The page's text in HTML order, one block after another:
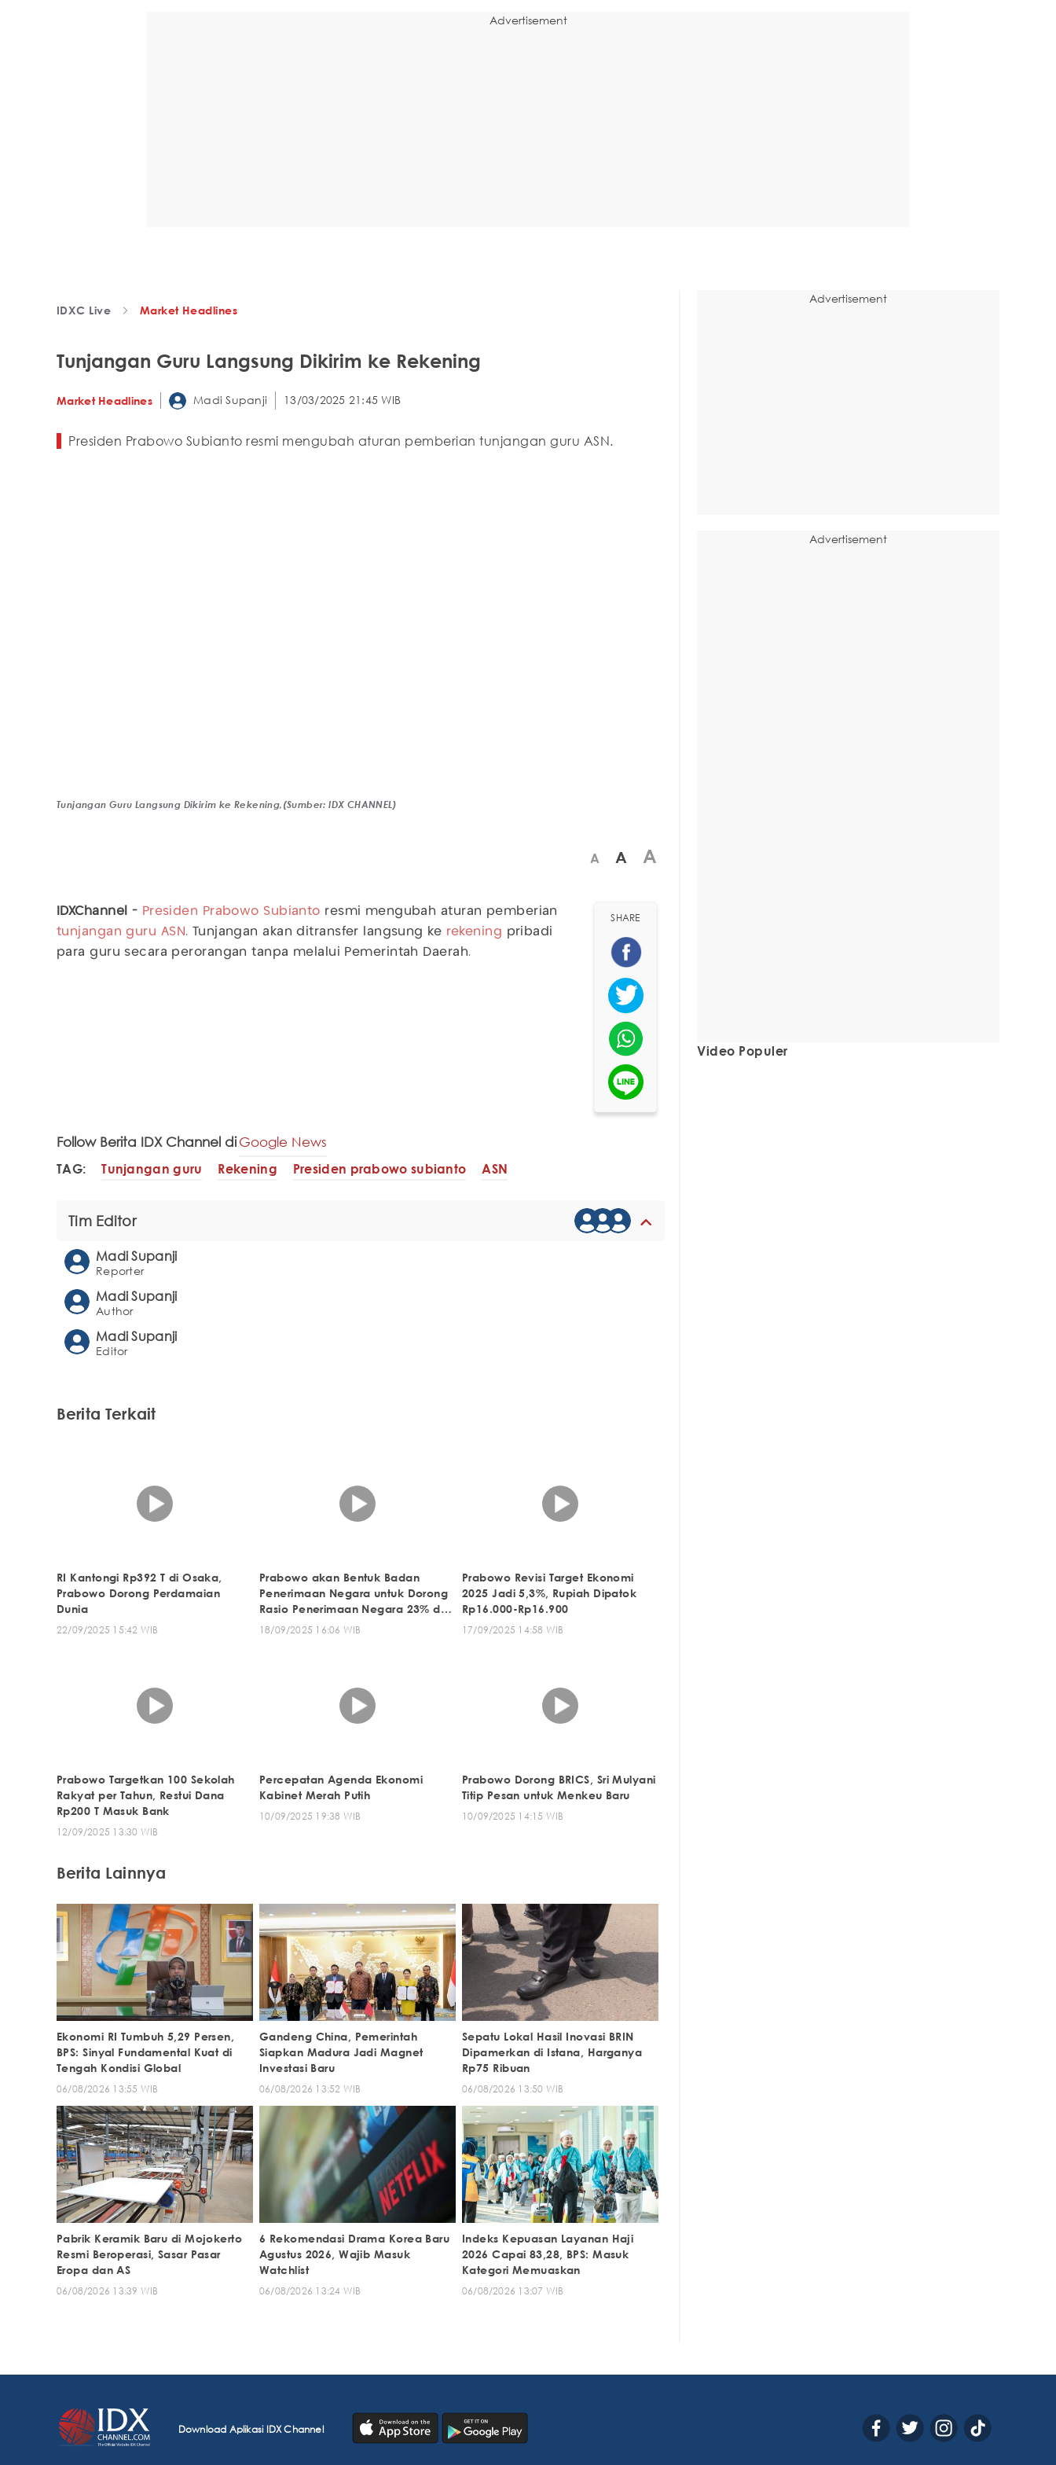
Advertisement
IDXC Live Market Headlines
Tunjangan Guru Langsung Dikirim ke Rekening
Market Headlines Madi Supanji 13/03/2025 21:45 WIB
Presiden Prabowo Subianto resmi mengubah aturan pemberian tunjangan guru ASN.
Tunjangan Guru Langsung Dikirim ke Rekening,(Sumber: IDX CHANNEL)
A A A
IDXChannel - Presiden Prabowo Subianto resmi mengubah aturan pemberian
tunjangan guru ASN . Tunjangan akan ditransfer langsung ke rekening pribadi
para guru secara perorangan tanpa melalui Pemerintah Daerah.
SHARE
Follow Berita IDX Channel diGoogle News
TAG: Tunjangan guru Rekening Presiden prabowo subianto ASN
Tim Editor
Madi Supanji
Reporter
Madi Supanji
Author
Madi Supanji
Editor
Berita Terkait
RI Kantongi Rp392 T di Osaka,
Prabowo Dorong Perdamaian
Dunia
22/09/2025 15:42 WIB
Prabowo akan Bentuk Badan
Penerimaan Negara untuk Dorong
Rasio Penerimaan Negara 23% dari
PDB
18/09/2025 16:06 WIB
Prabowo Revisi Target Ekonomi
2025 Jadi 5,3%, Rupiah Dipatok
Rp16.000-Rp16.900
17/09/2025 14:58 WIB
Prabowo Targetkan 100 Sekolah
Rakyat per Tahun, Restui Dana
Rp200 T Masuk Bank
12/09/2025 13:30 WIB
Percepatan Agenda Ekonomi
Kabinet Merah Putih
10/09/2025 19:38 WIB
Prabowo Dorong BRICS, Sri Mulyani
Titip Pesan untuk Menkeu Baru
10/09/2025 14:15 WIB
Berita Lainnya
Ekonomi RI Tumbuh 5,29 Persen,
BPS: Sinyal Fundamental Kuat di
Tengah Kondisi Global
06/08/2026 13:55 WIB
Gandeng China, Pemerintah
Siapkan Madura Jadi Magnet
Investasi Baru
06/08/2026 13:52 WIB
Sepatu Lokal Hasil Inovasi BRIN
Dipamerkan di Istana, Harganya
Rp75 Ribuan
06/08/2026 13:50 WIB
Pabrik Keramik Baru di Mojokerto
Resmi Beroperasi, Sasar Pasar
Eropa dan AS
06/08/2026 13:39 WIB
6 Rekomendasi Drama Korea Baru
Agustus 2026, Wajib Masuk
Watchlist
06/08/2026 13:24 WIB
Indeks Kepuasan Layanan Haji
2026 Capai 83,28, BPS: Masuk
Kategori Memuaskan
06/08/2026 13:07 WIB
Advertisement
Advertisement
Video Populer
Download Aplikasi IDX Channel